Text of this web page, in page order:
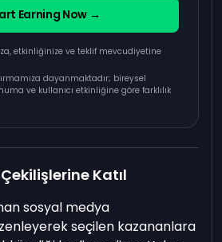
Earning Now →
etkinliğinize ve teklif mevcudiyetine
dayanmaktadır; bireysel
ve kullanıcı etkinliğine göre farklılık
Katıl
sosyal medya
seçilen kazananlara